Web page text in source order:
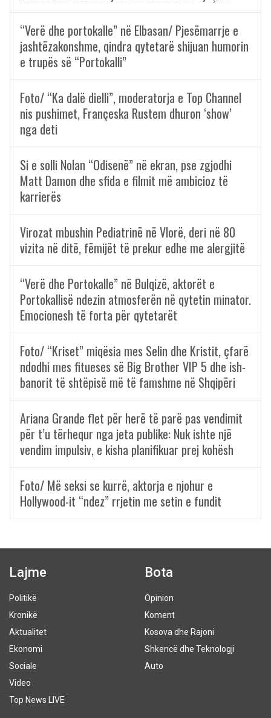
“Verë dhe portokalle” në Elbasan/ Pjesëmarrje e
jashtëzakonshme, qindra qytetarë shijuan humorin
e trupës së “Portokalli”
Foto/ “Ka dalë dielli”, moderatorja e Top Channel
nis pushimet, Françeska Rustem dhuron ‘show’
nga deti
Si e solli Nolan “Odisenë” në ekran, pse zgjodhi
Matt Damon dhe sfida e filmit më ambicioz të
karrierës
Virozat mbushin Pediatrinë në Vlorë, deri në 80
vizita në ditë, fëmijët të prekur edhe me alergjitë
“Verë dhe Portokalle” në Bulqizë, aktorët e
Portokallisë ndezin atmosferën në qytetin minator.
Emocionesh të forta për qytetarët
Foto/ “Kriset” miqësia mes Selin dhe Kristit, çfarë
ndodhi mes fitueses së Big Brother VIP 5 dhe ish-
banorit të shtëpisë më të famshme në Shqipëri
Ariana Grande flet për herë të parë pas vendimit
për t’u tërhequr nga jeta publike: Nuk ishte një
vendim impulsiv, e kisha planifikuar prej kohësh
Foto/ Më seksi se kurrë, aktorja e njohur e
Hollywood-it “ndez” rrjetin me setin e fundit
Lajme
Politikë
Kronikë
Aktualitet
Ekonomi
Sociale
Video
Top News LIVE
Bota
Opinion
Koment
Kosova dhe Rajoni
Shkencë dhe Teknologji
Auto